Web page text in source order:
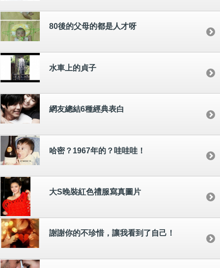
80後的父母的都是人才呀
水車上的貞子
網友總結6種經典表白
哈密？1967年的？哇哇哇！
大S晚裝紅色禮服寫真圖片
謝謝你的不珍惜，讓我看到了自己！